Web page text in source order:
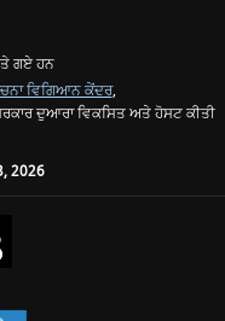
ਗਏ ਹਨ
ਵਿਗਿਆਨ ਕੇਂਦਰ,
ਦੁਆਰਾ ਵਿਕਸਿਤ ਅਤੇ ਹੋਸਟ ਕੀਤੀ
2026